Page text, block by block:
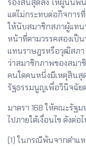
แต่ไม่กระทบต่อกิจการ
ให้นับสมาชิกสภาผู้แท
หน้าที่ตามวรรคสองเป็
แทนราษฎรหรือวุฒิสภา
ว่าสมาชิกภาพของสม
คนใดคนหนึ่งมีเหตุสินสุ
รัฐธรรมนูญเพื่อวินิจฉัย
มาตรา 168 ให้คณะรัฐ
ไปภายใต้เงื่อนไข ดังต่อ
(1) ในกรณีพ้นจากตำแห